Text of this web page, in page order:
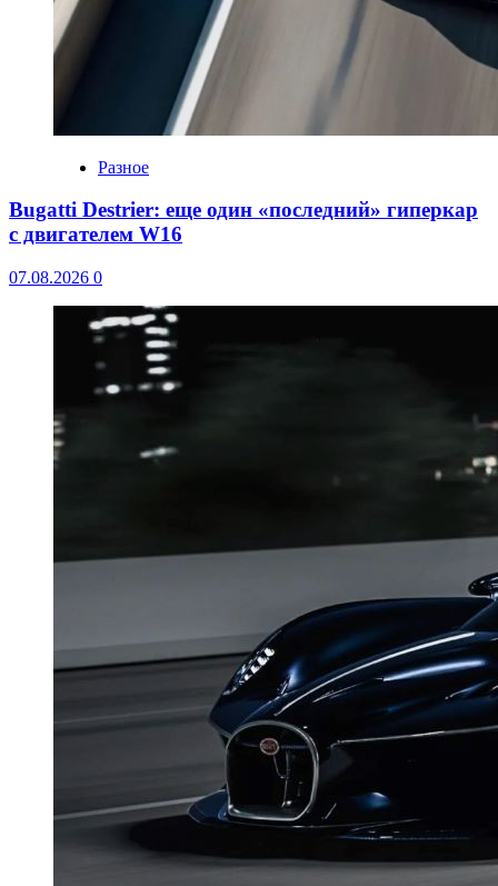
Разное
Bugatti Destrier: еще один «последний» гиперкар
с двигателем W16
07.08.2026 0